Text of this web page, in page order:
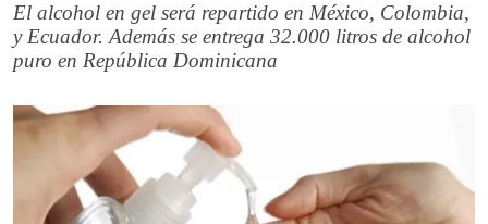
El alcohol en gel será repartido en México, Colombia,
y Ecuador. Además se entrega 32.000 litros de alcohol
puro en República Dominicana